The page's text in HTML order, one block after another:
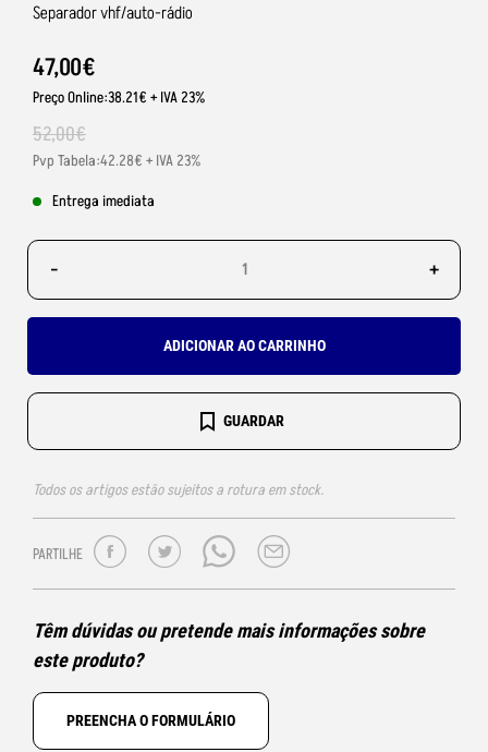
Separador vhf/auto-rádio
47,00€
Preço Online:38.21€ + IVA 23%
52,00€
Pvp Tabela:42.28€ + IVA 23%
Entrega imediata
- +
ADICIONAR AO CARRINHO
GUARDAR
Todos os artigos estão sujeitos a rotura em stock.
PARTILHE
Têm dúvidas ou pretende mais informações sobre
este produto?
PREENCHA O FORMULÁRIO